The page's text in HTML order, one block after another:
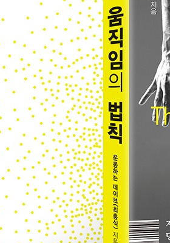
깨 제대로 펴는 법
균형, 상하좌우뿐만 아니라 회전력도 중요
동할 때 '딱' 소리가 난다면
골, 미용과 건강 사이
한쪽으로 메지 말라고 하는 진짜 이유
숙일수록 목의 부담은 늘어난다
에 대해 알고 싶은 사소한 질문 TOP 8
통증이나 불편함이 없는데 체형교정이
를 짚으면 몸이 틀어지나요?
교정을 하면 키가 커질 수 있겠죠?
자세도 중요하다는데 잘 걷고 있는 걸까요
때는 어디에 힘을 줘야 하나요?
칭을 하면 오히려 몸이 굳는 것 같은데
틀어졌을 때 무거운 웨이트 운동을 하